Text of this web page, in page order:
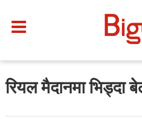
रियल मैदानमा भिड्दा